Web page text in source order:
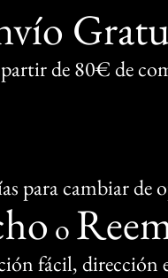
de 80€ de
para cambiar de
o
fácil, dirección